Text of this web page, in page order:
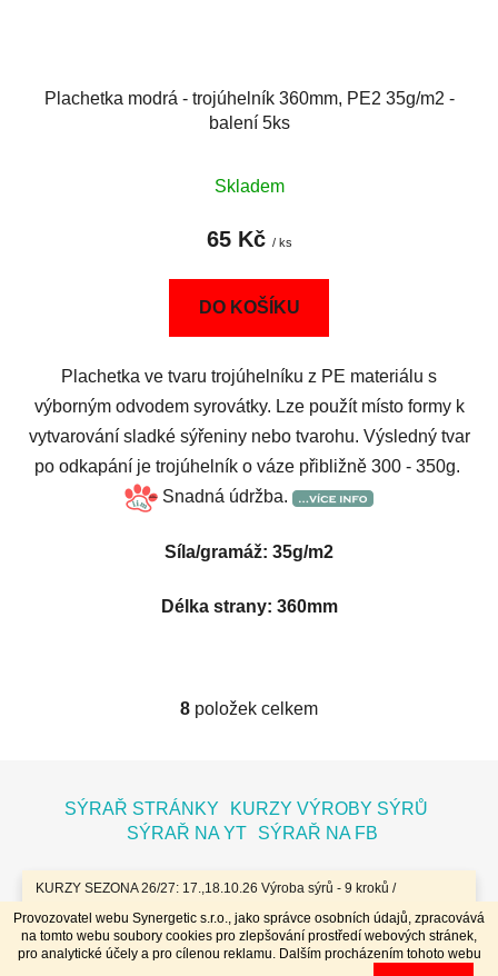
Provozovatel webu Synergetic s.r.o., jako správce osobních údajů, zpracovává
na tomto webu soubory cookies pro zlepšování prostředí webových stránek,
pro analytické účely a pro cílenou reklamu. Dalším procházením tohoto webu
KURZY SEZONA 26/27: 17.,18.10.26 Výroba sýrů - 9 kroků /
7.11.26 Bochníky - tvrdé zrající sýry / 8.11.26 Jogurty, Zákysy, Kefír
a Tvaroh + Hnětené a Tažené sýry/ 23.,24.1.27 Sýry doma /
20.,21.3.27 Výroba sýrů - 9 kroků / 10.4.27 Plísňáky - zrající sýry s
plísní / 11.4.27 Bochníky - tvrdé zrající sýry / 29.4..-2.5.27 Sýry 4
Plachetka modrá - trojúhelník 360mm, PE2 35g/m2 -
balení 5ks
Skladem
65 Kč / ks
DO KOŠÍKU
Plachetka ve tvaru trojúhelníku z PE materiálu s
výborným odvodem syrovátky. Lze použít místo formy k
vytvarování sladké sýřeniny nebo tvarohu. Výsledný tvar
po odkapání je trojúhelník o váze přibližně 300 - 350g.
Snadná údržba.
Síla/gramáž: 35g/m2
Délka strany: 360mm
O
d
a
c
í
p
r
v
8 položek celkem
SÝRAŘ STRÁNKY
KURZY VÝROBY SÝRŮ
SÝRAŘ NA YT
SÝRAŘ NA FB
Vytvořil Shoptet